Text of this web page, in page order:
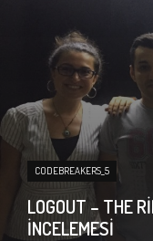
CODEBREAKERS_5
LOGOUT – THE
İNCELEMESI